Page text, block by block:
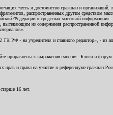
честь и достоинство граждан и
распространенных другим средством
Федерации о средствах массовой информации».
из содержания распространенной
- на учредителя и главного редактор», - из
приравнены к выражению мнения. Блоги и
и права на участие в референдуме граждан
16 лет.